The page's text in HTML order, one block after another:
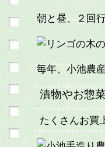
朝と昼、２回
毎年、小池農
漬物やお惣
たくさんお買